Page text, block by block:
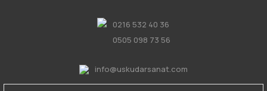
0216 532 40 36
0505 098 73 56
info@uskudarsanat.com